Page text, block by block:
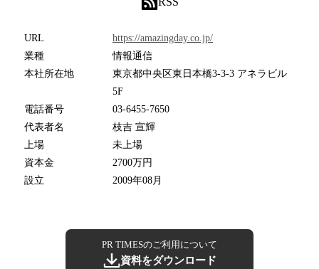
URL
https://amazingday.co.jp/
業種
情報通信
本社所在地
東京都中央区東日本橋3-3-3 アネラビル
5F
電話番号
03-6455-7650
代表者名
枝吉 宣輝
上場
未上場
資本金
2700万円
設立
2009年08月
PR TIMESのご利用について
資料をダウンロード